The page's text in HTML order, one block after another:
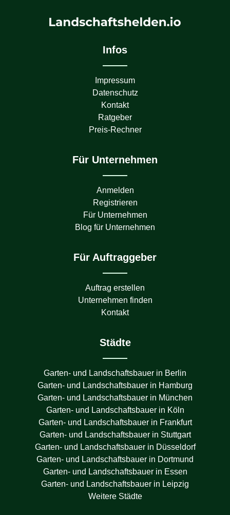
Infos
Impressum
Datenschutz
Kontakt
Ratgeber
Preis-Rechner
Für Unternehmen
Anmelden
Registrieren
Für Unternehmen
Blog für Unternehmen
Für Auftraggeber
Auftrag erstellen
Unternehmen finden
Kontakt
Städte
Garten- und Landschaftsbauer in Berlin
Garten- und Landschaftsbauer in Hamburg
Garten- und Landschaftsbauer in München
Garten- und Landschaftsbauer in Köln
Garten- und Landschaftsbauer in Frankfurt
Garten- und Landschaftsbauer in Stuttgart
Garten- und Landschaftsbauer in Düsseldorf
Garten- und Landschaftsbauer in Dortmund
Garten- und Landschaftsbauer in Essen
Garten- und Landschaftsbauer in Leipzig
Weitere Städte